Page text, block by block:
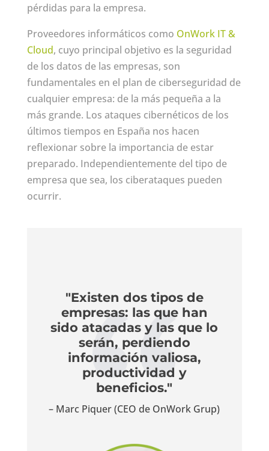
pérdidas para la empresa.
Proveedores informáticos como OnWork IT &
Cloud, cuyo principal objetivo es la seguridad
de los datos de las empresas, son
fundamentales en el plan de ciberseguridad de
cualquier empresa: de la más pequeña a la
más grande. Los ataques cibernéticos de los
últimos tiempos en España nos hacen
reflexionar sobre la importancia de estar
preparado. Independientemente del tipo de
empresa que sea, los ciberataques pueden
ocurrir.
"Existen dos tipos de
empresas: las que han
sido atacadas y las que lo
serán, perdiendo
información valiosa,
productividad y
beneficios."
– Marc Piquer (CEO de OnWork Grup)